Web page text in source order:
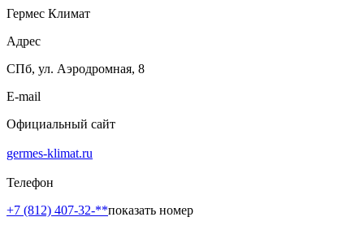
Гермес Климат
Адрес
СПб, ул. Аэродромная, 8
E-mail
Официальный сайт
germes-klimat.ru
Телефон
+7 (812) 407-32-**показать номер